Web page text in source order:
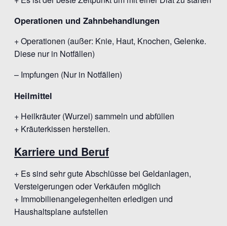
Operationen und Zahnbehandlungen
+ Operationen (außer: Knie, Haut, Knochen, Gelenke.
Diese nur in Notfällen)
– Impfungen (Nur in Notfällen)
Heilmittel
+ Heilkräuter (Wurzel) sammeln und abfüllen
+ Kräuterkissen herstellen.
Karriere und Beruf
+ Es sind sehr gute Abschlüsse bei Geldanlagen,
Versteigerungen oder Verkäufen möglich
+ Immobilienangelegenheiten erledigen und
Haushaltsplane aufstellen